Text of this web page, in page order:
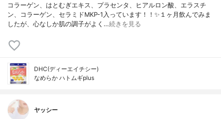
コラーゲン、はとむぎエキス、プラセンタ、ヒアルロン酸、エラスチ
ン、コラーゲン、セラミドMKP-1入っています！！✨１ヶ月飲んでみま
したが、心なしか肌の調子がよく…続きを見る
DHC(ディーエイチシー)
なめらか ハトムギplus
ヤッシー